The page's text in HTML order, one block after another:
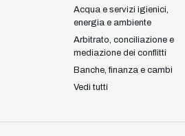
Acqua e servizi igienici,
energia e ambiente
Arbitrato, conciliazione e
mediazione dei conflitti
Banche, finanza e cambi
Vedi tutti